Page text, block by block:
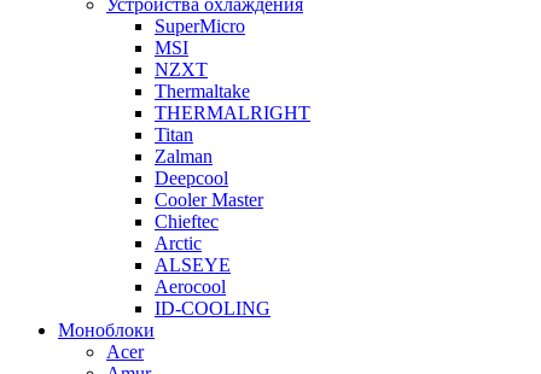
Устройства охлаждения
SuperMicro
MSI
NZXT
Thermaltake
THERMALRIGHT
Titan
Zalman
Deepcool
Cooler Master
Chieftec
Arctic
ALSEYE
Aerocool
ID-COOLING
Моноблоки
Acer